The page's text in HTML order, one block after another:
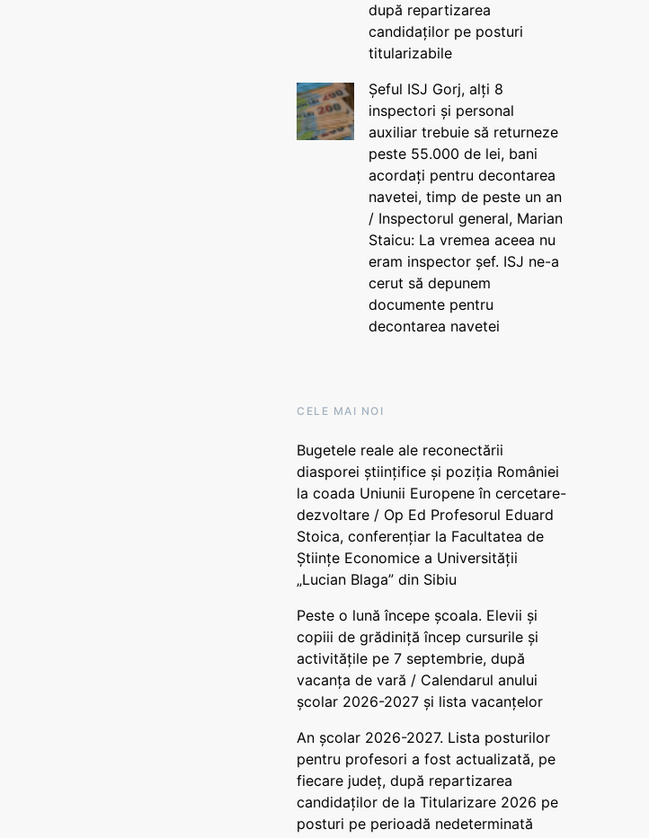
după repartizarea
candidaților pe posturi
titularizabile
Șeful ISJ Gorj, alți 8
inspectori și personal
auxiliar trebuie să returneze
peste 55.000 de lei, bani
acordați pentru decontarea
navetei, timp de peste un an
/ Inspectorul general, Marian
Staicu: La vremea aceea nu
eram inspector șef. ISJ ne-a
cerut să depunem
documente pentru
decontarea navetei
CELE MAI NOI
Bugetele reale ale reconectării
diasporei științifice și poziția României
la coada Uniunii Europene în cercetare-
dezvoltare / Op Ed Profesorul Eduard
Stoica, conferențiar la Facultatea de
Științe Economice a Universității
„Lucian Blaga” din Sibiu
Peste o lună începe școala. Elevii și
copiii de grădiniță încep cursurile și
activitățile pe 7 septembrie, după
vacanța de vară / Calendarul anului
școlar 2026-2027 și lista vacanțelor
An școlar 2026-2027. Lista posturilor
pentru profesori a fost actualizată, pe
fiecare județ, după repartizarea
candidaților de la Titularizare 2026 pe
posturi pe perioadă nedeterminată